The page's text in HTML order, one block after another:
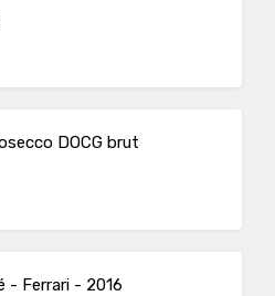
DOCG brut
- Ferrari - 2016